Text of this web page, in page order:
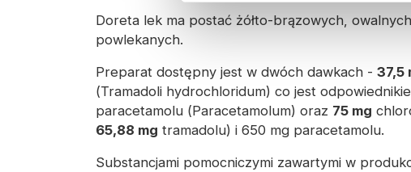
Doreta lek ma postać żółto-brązowych,
powlekanych.
Preparat dostępny jest w dwóch dawkach - 37,5
(Tramadoli hydrochloridum) co jest
paracetamolu (Paracetamolum) oraz 75 mg
65,88 mg tramadolu) i 650 mg paracetamolu.
Substancjami pomocniczymi zawartymi w